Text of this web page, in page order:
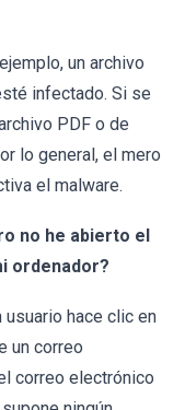
un archivo
infectado. Si se
PDF o de
lo general, el mero
el malware.
no he abierto el
ordenador?
hace clic en
un correo
correo electrónico